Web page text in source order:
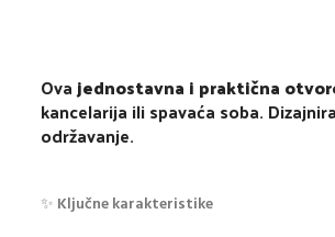
Ovajednostavna i praktična
kancelarija ili spavaća soba.
održavanje.
✨ Ključne karakteristike